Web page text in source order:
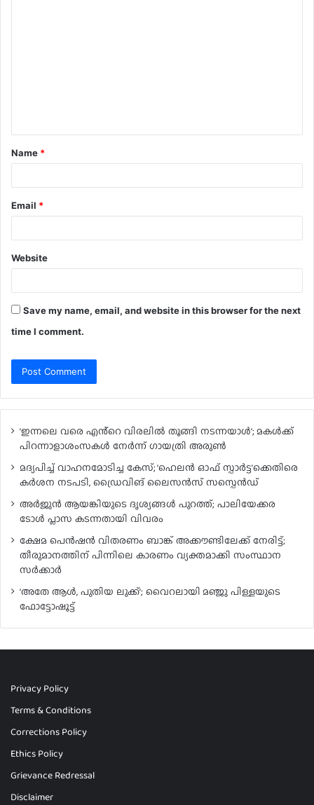
t
*
Name *
Email *
Website
Save my name, email, and website in this browser for the next
time I comment.
‘ഇന്നലെ വരെ എൻ്റെ വിരലിൽ തൂങ്ങി നടന്നയാൾ’; മകൾ‌ക്ക്
പിറന്നാളാശംസകൾ നേർന്ന് ഗായത്രി അരുൺ
മദ്യപിച്ച് വാഹനമോടിച്ച കേസ്; ‘ഹെലൻ ഓഫ് സ്പാർട്ട’ക്കെതിരെ
കർശന നടപടി, ഡ്രൈവിങ് ലൈസൻസ് സസ്പെൻഡ്
അർജുൻ ആയങ്കിയുടെ ദൃശ്യങ്ങൾ പുറത്ത്; പാലിയേക്കര
ടോൾ പ്ലാസ കടന്നതായി വിവരം
ക്ഷേമ പെൻഷൻ വിതരണം ബാങ്ക് അക്കൗണ്ടിലേക്ക് നേരിട്ട്;
തീരുമാനത്തിന് പിന്നിലെ കാരണം വ്യക്തമാക്കി സംസ്ഥാന
സർക്കാർ
‘അതേ ആൾ, പുതിയ ലുക്ക്’; വൈറലായി മഞ്ജു പിള്ളയുടെ
ഫോട്ടോഷൂട്ട്
Privacy Policy
Terms & Conditions
Corrections Policy
Ethics Policy
Grievance Redressal
Disclaimer